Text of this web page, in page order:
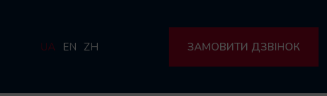
UA EN ZH ЗАМОВИТИ ДЗВІНОК